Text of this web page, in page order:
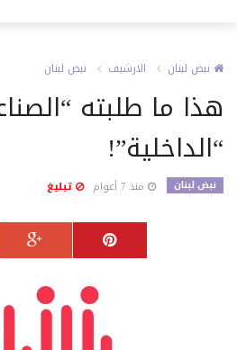
نبض لبنان الارشيف نبض لبنان
هذا ما طلبته
“الداخلية”!
نبض لبنان منذ 7 أعوام تبليغ